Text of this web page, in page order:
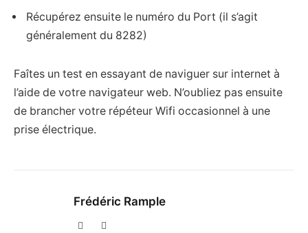
Récupérez ensuite le numéro du Port (il s’agit
généralement du 8282)
Faîtes un test en essayant de naviguer sur internet à
l’aide de votre navigateur web. N’oubliez pas ensuite
de brancher votre répéteur Wifi occasionnel à une
prise électrique.
Frédéric Rample